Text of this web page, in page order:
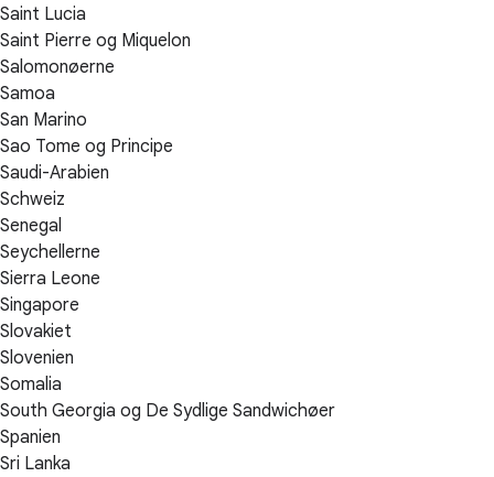
Saint Lucia
Saint Pierre og Miquelon
Salomonøerne
Samoa
San Marino
Sao Tome og Principe
Saudi-Arabien
Schweiz
Senegal
Seychellerne
Sierra Leone
Singapore
Slovakiet
Slovenien
Somalia
South Georgia og De Sydlige Sandwichøer
Spanien
Sri Lanka